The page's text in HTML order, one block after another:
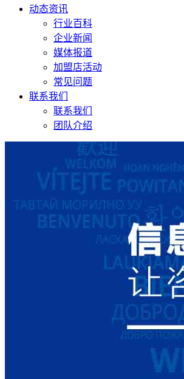
动态资讯
行业百科
企业新闻
媒体报道
加盟店活动
常见问题
联系我们
联系我们
团队介绍